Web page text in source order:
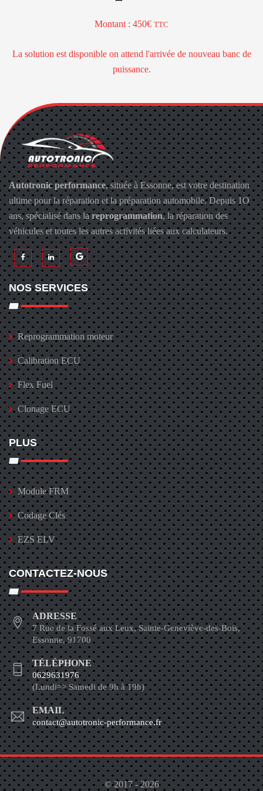
Montant : 450 TTC
La solution est disponible on attend l'arrivée de nouveau banc de
puissance.
Autotronic performance, située à Essonne, est votre destination
ultime pour la réparation et la préparation automobile. Depuis 1O
ans, spécialisé dans lareprogrammation, la réparation des
véhicules et toutes les autres activités liées aux calculateurs.
NOS SERVICES
Reprogrammation moteur
Calibration ECU
Flex Fuel
Clonage ECU
PLUS
Module FRM
Codage Clés
EZS ELV
CONTACTEZ-NOUS
ADRESSE
7 Rue de la Fossé aux Leux, Sainte-Geneviève-des-Bois,
Essonne, 91700
TÉLÉPHONE
0629631976
(Lundi=> Samedi de 9h à 19h)
EMAIL
contact@autotronic-performance.fr
© 2017 - 2026